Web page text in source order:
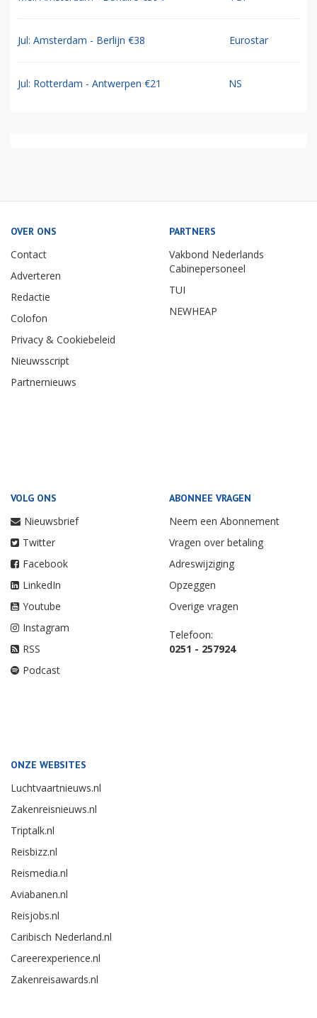
Jul: Amsterdam - Berlijn €38 Eurostar
Jul: Rotterdam - Antwerpen €21 NS
OVER ONS
Contact
Adverteren
Redactie
Colofon
Privacy & Cookiebeleid
Nieuwsscript
Partnernieuws
PARTNERS
Vakbond Nederlands
Cabinepersoneel
TUI
NEWHEAP
VOLG ONS
Nieuwsbrief
Twitter
Facebook
LinkedIn
Youtube
Instagram
RSS
Podcast
ABONNEE VRAGEN
Neem een Abonnement
Vragen over betaling
Adreswijziging
Opzeggen
Overige vragen
Telefoon:
0251 - 257924
ONZE WEBSITES
Luchtvaartnieuws.nl
Zakenreisnieuws.nl
Triptalk.nl
Reisbizz.nl
Reismedia.nl
Aviabanen.nl
Reisjobs.nl
Caribisch Nederland.nl
Careerexperience.nl
Zakenreisawards.nl